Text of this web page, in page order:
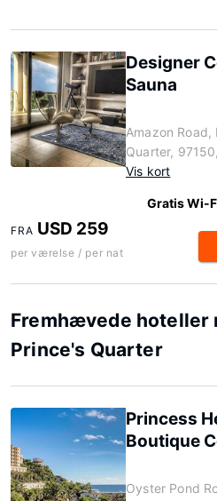
Designer
Sauna
Amazon Road,
Quarter,
Vis kort
Gratis Wi-
FRA USD 259
per værelse / per nat
Fremhævede hoteller
Prince's Quarter
Princess
Boutique
Oyster Pond